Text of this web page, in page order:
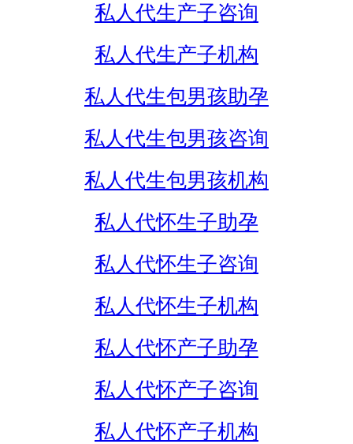
私人代生产子咨询
私人代生产子机构
私人代生包男孩助孕
私人代生包男孩咨询
私人代生包男孩机构
私人代怀生子助孕
私人代怀生子咨询
私人代怀生子机构
私人代怀产子助孕
私人代怀产子咨询
私人代怀产子机构